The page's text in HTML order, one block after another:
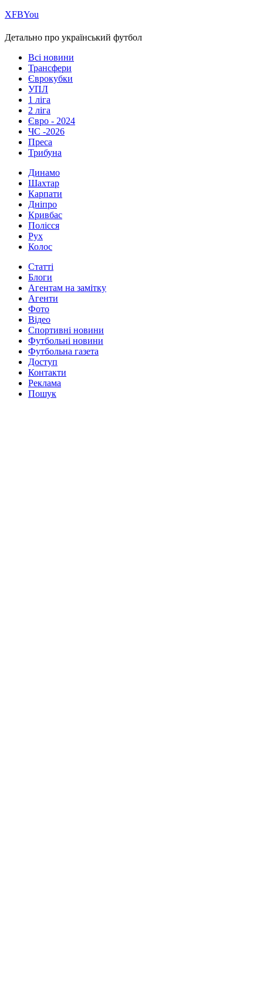
ХFBYou
Детально про український футбол
Всі новини
Трансфери
Єврокубки
УПЛ
1 ліга
2 ліга
Євро - 2024
ЧС -2026
Преса
Трибуна
Динамо
Шахтар
Карпати
Дніпро
Кривбас
Полісся
Рух
Колос
Статті
Блоги
Агентам на замітку
Агенти
Фото
Відео
Спортивні новини
Футбольні новини
Футбольна газета
Доступ
Контакти
Реклама
Пошук